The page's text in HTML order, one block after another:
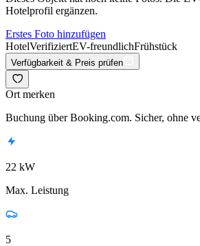
Hotelprofil ergänzen.
Erstes Foto hinzufügen
HotelVerifiziertEV-freundlichFrühstück
Verfügbarkeit & Preis prüfen
Ort merken
Buchung über Booking.com. Sicher, ohne
22 kW
Max. Leistung
5